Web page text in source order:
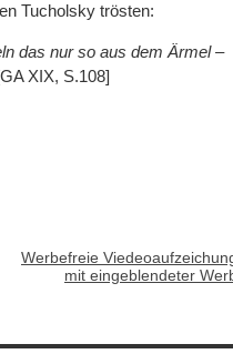
Tucholsky trösten:
das nur so aus dem Ärmel –
XIX, S.108]
Werbefreie
mit eingeblendeter